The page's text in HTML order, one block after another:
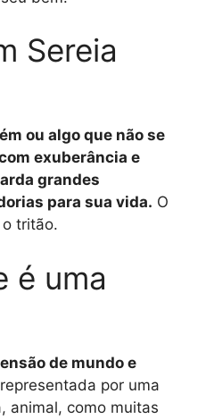
Sereia
ou algo que não se
exuberância e
grandes
para sua vida. O
tritão.
é uma
de mundo e
por uma
animal, como muitas